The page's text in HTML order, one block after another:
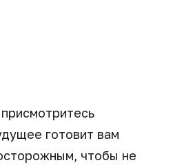
готовит вам
чтобы не